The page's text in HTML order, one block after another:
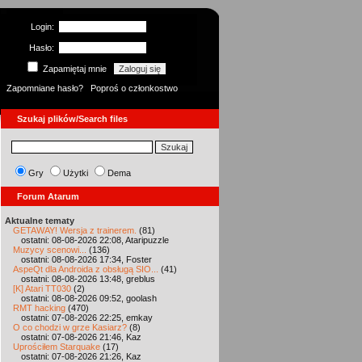
Login:
Hasło:
Zapamiętaj mnie
Zapomniane hasło?
Poproś o członkostwo
Szukaj plików/Search files
Gry Użytki Dema
Forum Atarum
Aktualne tematy
GETAWAY! Wersja z trainerem. (81)
ostatni: 08-08-2026 22:08, Ataripuzzle
Muzycy scenowi...
(136)
ostatni: 08-08-2026 17:34, Foster
AspeQt dla Androida z obsługą SIO...
(41)
ostatni: 08-08-2026 13:48, greblus
[K] Atari TT030 (2)
ostatni: 08-08-2026 09:52, goolash
RMT hacking (470)
ostatni: 07-08-2026 22:25, emkay
O co chodzi w grze Kasiarz? (8)
ostatni: 07-08-2026 21:46, Kaz
Uprościłem Starquake (17)
ostatni: 07-08-2026 21:26, Kaz